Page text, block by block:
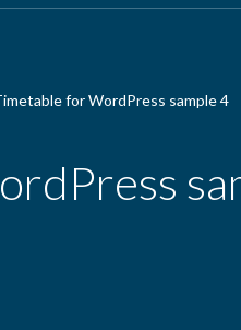
for WordPress sample 4